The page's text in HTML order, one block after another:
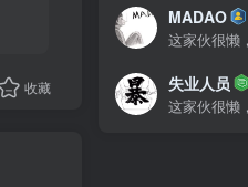
收藏
MADAO
失业人员